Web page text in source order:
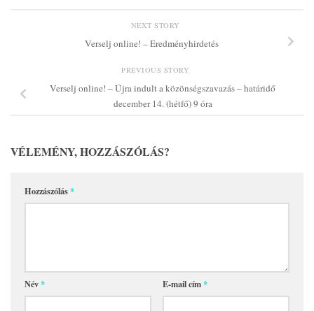
NEXT STORY
Verselj online! – Eredményhirdetés
PREVIOUS STORY
Verselj online! – Újra indult a közönségszavazás – határidő
december 14. (hétfő) 9 óra
VÉLEMÉNY, HOZZÁSZÓLÁS?
Hozzászólás*
Név* E-mail cím*